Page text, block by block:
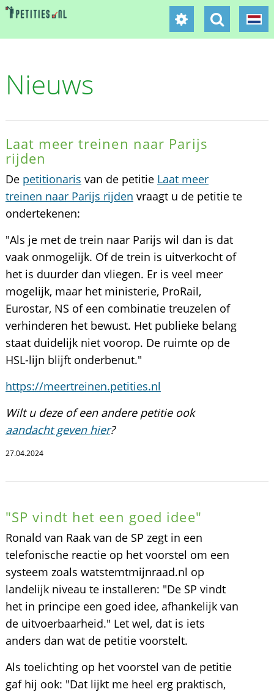
Nieuws
Laat meer treinen naar Parijs
rijden
De petitionaris van de petitie Laat meer
treinen naar Parijs rijden vraagt u de petitie te
ondertekenen:
"Als je met de trein naar Parijs wil dan is dat
vaak onmogelijk. Of de trein is uitverkocht of
het is duurder dan vliegen. Er is veel meer
mogelijk, maar het ministerie, ProRail,
Eurostar, NS of een combinatie treuzelen of
verhinderen het bewust. Het publieke belang
staat duidelijk niet voorop. De ruimte op de
HSL-lijn blijft onderbenut."
https://meertreinen.petities.nl
Wilt u deze of een andere petitie ook
aandacht geven hier?
27.04.2024
"SP vindt het een goed idee"
Ronald van Raak van de SP zegt in een
telefonische reactie op het voorstel om een
systeem zoals watstemtmijnraad.nl op
landelijk niveau te installeren: "De SP vindt
het in principe een goed idee, afhankelijk van
de uitvoerbaarheid." Let wel, dat is iets
anders dan wat de petitie voorstelt.
Als toelichting op het voorstel van de petitie
gaf hij ook: "Dat lijkt me heel erg praktisch,